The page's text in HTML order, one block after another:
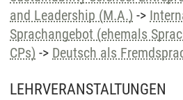
and Leadership (M.A.) ->
Sprachangebot (ehemals
CPs) -> Deutsch als
LEHRVERANSTALTUNGEN